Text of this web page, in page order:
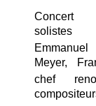
Concert
solistes
Meyer,
chef